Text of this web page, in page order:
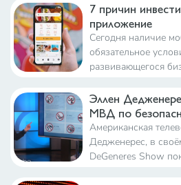
7 причин
приложение
Сегодня наличие
обязательное
развивающегося
делать ещё один
сделали конкуренты
Эллен
МВД по
Американская
Дедженерес, в
DeGeneres Show